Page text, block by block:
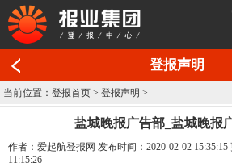
登报声明
当前位置：登报首页 >登报声明 >
盐城晚报广告部_盐城晚报
作者：爱起航登报网 发布时间：2020-02-02 15:35:15
11:15:26